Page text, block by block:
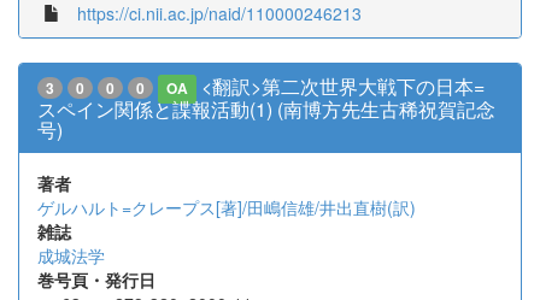
https://ci.nii.ac.jp/naid/110000246213
3 0 0 0 OA
<翻訳>第二次世界大戦下の日本=
スペイン関係と諜報活動(1) (南博方先生古稀祝賀記念
号)
著者
ゲルハルト=クレープス[著]/田嶋信雄/井出直樹(訳)
雑誌
成城法学
巻号頁・発行日